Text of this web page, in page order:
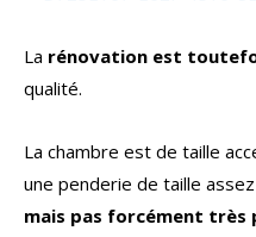
La rénovation est
qualité.
La chambre est de taille
une penderie de taille
mais pas forcément très